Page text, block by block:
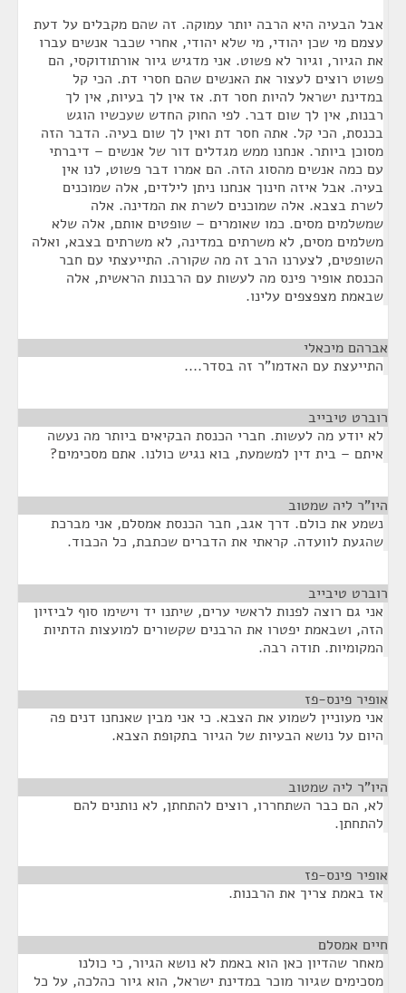
אבל הבעיה היא הרבה יותר עמוקה. זה שהם מקבלים על דעת
עצמם מי שכן יהודי, מי שלא יהודי, אחרי שכבר אנשים עברו
את הגיור, וגיור לא פשוט. אני מדגיש גיור אורתודוקסי, הם
פשוט רוצים לעצור את האנשים שהם חסרי דת. הכי קל
במדינת ישראל להיות חסר דת. אז אין לך בעיות, אין לך
רבנות, אין לך שום דבר. לפי החוק החדש שעכשיו הוגש
בכנסת, הכי קל. אתה חסר דת ואין לך שום בעיה. הדבר הזה
מסוכן ביותר. אנחנו ממש מגדלים דור של אנשים – דיברתי
עם כמה אנשים מהסוג הזה. הם אמרו דבר פשוט, לנו אין
בעיה. אבל איזה חינוך אנחנו ניתן לילדים, אלה שמוכנים
לשרת בצבא. אלה שמוכנים לשרת את המדינה. אלה
שמשלמים מסים. כמו שאומרים – שופטים אותם, אלה שלא
משלמים מסים, לא משרתים במדינה, לא משרתים בצבא, ואלה
השופטים, לצערנו הרב זה מה שקורה. התייעצתי עם חבר
הכנסת אופיר פינס מה לעשות עם הרבנות הראשית, אלה
שבאמת מצפצפים עלינו.
אברהם מיכאלי
התייעצת עם האדמו"ר זה בסדר....
רוברט טיבייב
לא יודע מה לעשות. חברי הכנסת הבקיאים ביותר מה נעשה
איתם – בית דין למשמעת, בוא נגיש כולנו. אתם מסכימים?
היו"ר ליה שמטוב
נשמע את כולם. דרך אגב, חבר הכנסת אמסלם, אני מברכת
שהגעת לוועדה. קראתי את הדברים שכתבת, כל הכבוד.
רוברט טיבייב
אני גם רוצה לפנות לראשי ערים, שיתנו יד וישימו סוף לביזיון
הזה, ושבאמת יפטרו את הרבנים שקשורים למועצות הדתיות
המקומיות. תודה רבה.
אופיר פינס-פז
אני מעוניין לשמוע את הצבא. כי אני מבין שאנחנו דנים פה
היום על נושא הבעיות של הגיור בתקופת הצבא.
היו"ר ליה שמטוב
לא, הם כבר השתחררו, רוצים להתחתן, לא נותנים להם
להתחתן.
אופיר פינס-פז
אז באמת צריך את הרבנות.
חיים אמסלם
מאחר שהדיון כאן הוא באמת לא נושא הגיור, כי כולנו
מסכימים שגיור מוכר במדינת ישראל, הוא גיור כהלכה, על כל